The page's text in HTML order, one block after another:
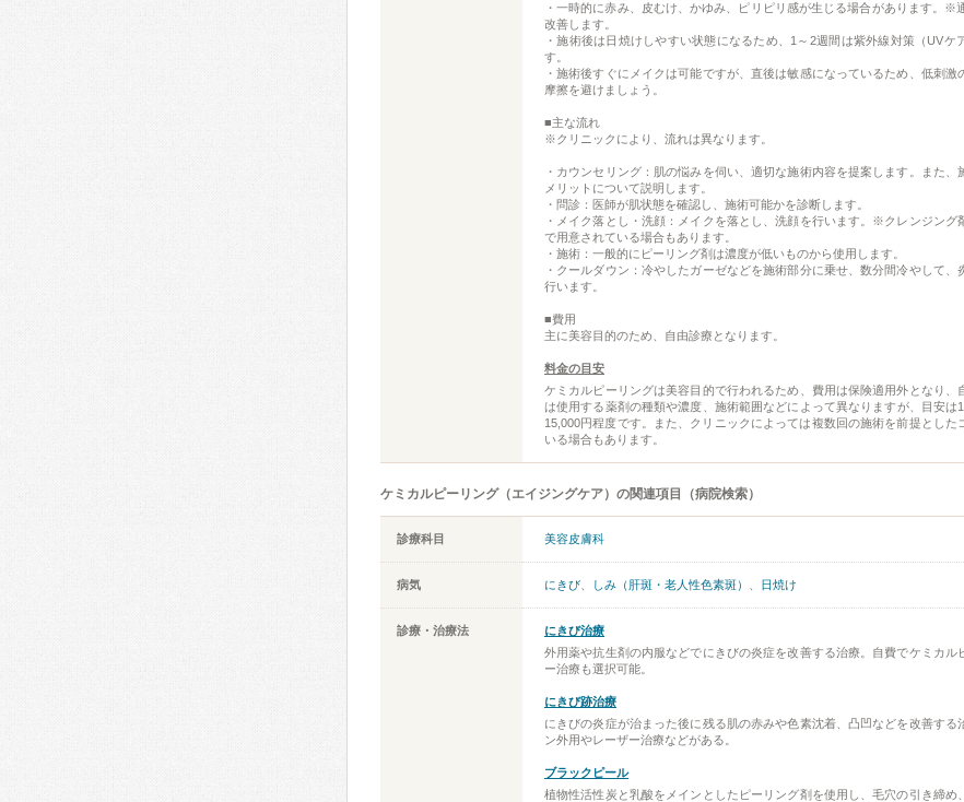
・一時的に赤み、皮むけ、かゆみ、ピリピリ感が生じる場合があります。※
改善します。
・施術後は日焼けしやすい状態になるため、1～2週間は紫外線対策（UVケ
す。
・施術後すぐにメイクは可能ですが、直後は敏感になっているため、低刺激
摩擦を避けましょう。
■主な流れ
※クリニックにより、流れは異なります。
・カウンセリング：肌の悩みを伺い、適切な施術内容を提案します。また、
メリットについて説明します。
・問診：医師が肌状態を確認し、施術可能かを診断します。
・メイク落とし・洗顔：メイクを落とし、洗顔を行います。※クレンジング
で用意されている場合もあります。
・施術：一般的にピーリング剤は濃度が低いものから使用します。
・クールダウン：冷やしたガーゼなどを施術部分に乗せ、数分間冷やして、
行います。
■費用
主に美容目的のため、自由診療となります。
料金の目安
ケミカルピーリングは美容目的で行われるため、費用は保険適用外となり、
は使用する薬剤の種類や濃度、施術範囲などによって異なりますが、目安は
15,000円程度です。また、クリニックによっては複数回の施術を前提とした
いる場合もあります。
ケミカルピーリング（エイジングケア）の関連項目（病院検索）
診療科目 美容皮膚科
病気 にきび しみ（肝斑・老人性色素斑） 日焼け
診療・治療法
にきび治療
外用薬や抗生剤の内服などでにきびの炎症を改善する治療。自費でケミカル
ー治療も選択可能。
にきび跡治療
にきびの炎症が治まった後に残る肌の赤みや色素沈着、凸凹などを改善する
ン外用やレーザー治療などがある。
ブラックピール
植物性活性炭と乳酸をメインとしたピーリング剤を使用し、毛穴の引き締め